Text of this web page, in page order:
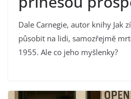
Dale Carnegie, autor knihy Jak
působit na lidi, samozřejmě
1955. Ale co jeho myšlenky?